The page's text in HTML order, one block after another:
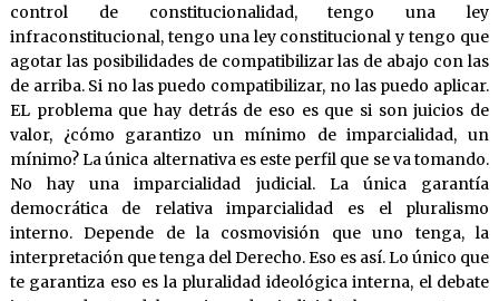
control de constitucionalidad, tengo una ley
infraconstitucional, tengo una ley constitucional y tengo que
agotar las posibilidades de compatibilizar las de abajo con las
de arriba. Si no las puedo compatibilizar, no las puedo aplicar.
EL problema que hay detrás de eso es que si son juicios de
valor, ¿cómo garantizo un mínimo de imparcialidad, un
mínimo? La única alternativa es este perfil que se va tomando.
No hay una imparcialidad judicial. La única garantía
democrática de relativa imparcialidad es el pluralismo
interno. Depende de la cosmovisión que uno tenga, la
interpretación que tenga del Derecho. Eso es así. Lo único que
te garantiza eso es la pluralidad ideológica interna, el debate